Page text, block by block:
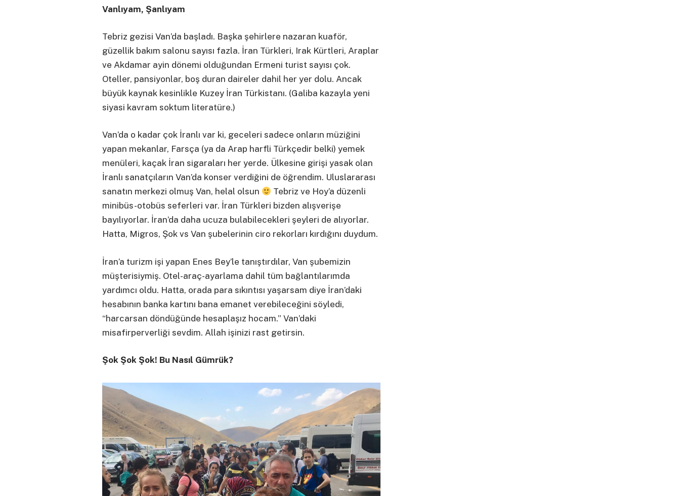
Vanlıyam, Şanlıyam
Tebriz gezisi Van’da başladı. Başka şehirlere nazaran kuaför,
güzellik bakım salonu sayısı fazla. İran Türkleri, Irak Kürtleri, Araplar
ve Akdamar ayin dönemi olduğundan Ermeni turist sayısı çok.
Oteller, pansiyonlar, boş duran daireler dahil her yer dolu. Ancak
büyük kaynak kesinlikle Kuzey İran Türkistanı. (Galiba kazayla yeni
siyasi kavram soktum literatüre.)
Van’da o kadar çok İranlı var ki, geceleri sadece onların müziğini
yapan mekanlar, Farsça (ya da Arap harfli Türkçedir belki) yemek
menüleri, kaçak İran sigaraları her yerde. Ülkesine girişi yasak olan
İranlı sanatçıların Van’da konser verdiğini de öğrendim. Uluslararası
sanatın merkezi olmuş Van, helal olsun
Tebriz ve Hoy’a düzenli
minibüs-otobüs seferleri var. İran Türkleri bizden alışverişe
bayılıyorlar. İran’da daha ucuza bulabilecekleri şeyleri de alıyorlar.
Hatta, Migros, Şok vs Van şubelerinin ciro rekorları kırdığını duydum.
İran’a turizm işi yapan Enes Bey’le tanıştırdılar, Van şubemizin
müşterisiymiş. Otel-araç-ayarlama dahil tüm bağlantılarımda
yardımcı oldu. Hatta, orada para sıkıntısı yaşarsam diye İran’daki
hesabının banka kartını bana emanet verebileceğini söyledi,
“harcarsan döndüğünde hesaplaşız hocam.” Van’daki
misafirperverliği sevdim. Allah işinizi rast getirsin.
Şok Şok Şok! Bu Nasıl Gümrük?